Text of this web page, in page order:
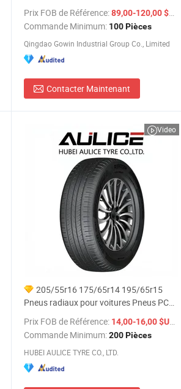
Kapsen Habilead à prix abordable et de
haute qualité 315/80r22.5 13r22.5
315/70r22.5
Prix FOB de Référence:89,00-120,00 $US
Commande Minimum: 100 Pièces
Qingdao Gowin Industrial Group Co., Limited
Contacter Maintenant
/ PIECES
Video
205/55r16 175/65r14 195/65r15
Pneus radiaux pour voitures Pneus PCR
Revendeurs Fournisseurs Prix de gros
Pneus de voiture de tourisme à vendre
Prix FOB de Référence: 14,00-16,00 $US /
Commande Minimum:200 Pièces
HUBEI AULICE TYRE CO., LTD.